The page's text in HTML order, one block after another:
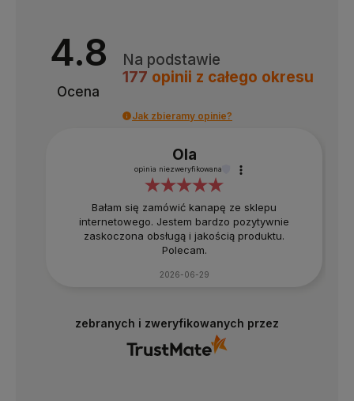
4.8
Ocena
Na podstawie
177 opinii z całego okresu
Jak zbieramy opinie?
Ola
opinia niezweryfikowana
Bałam się zamówić kanapę ze sklepu
internetowego. Jestem bardzo pozytywnie
zaskoczona obsługą i jakością produktu.
Polecam.
2026-06-29
zebranych i zweryfikowanych przez